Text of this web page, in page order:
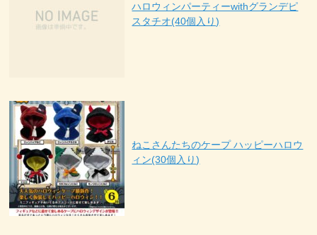
ハロウィンパーティーwithグランデピ
スタチオ(40個入り)
ねこさんたちのケープ ハッピーハロウ
ィン(30個入り)